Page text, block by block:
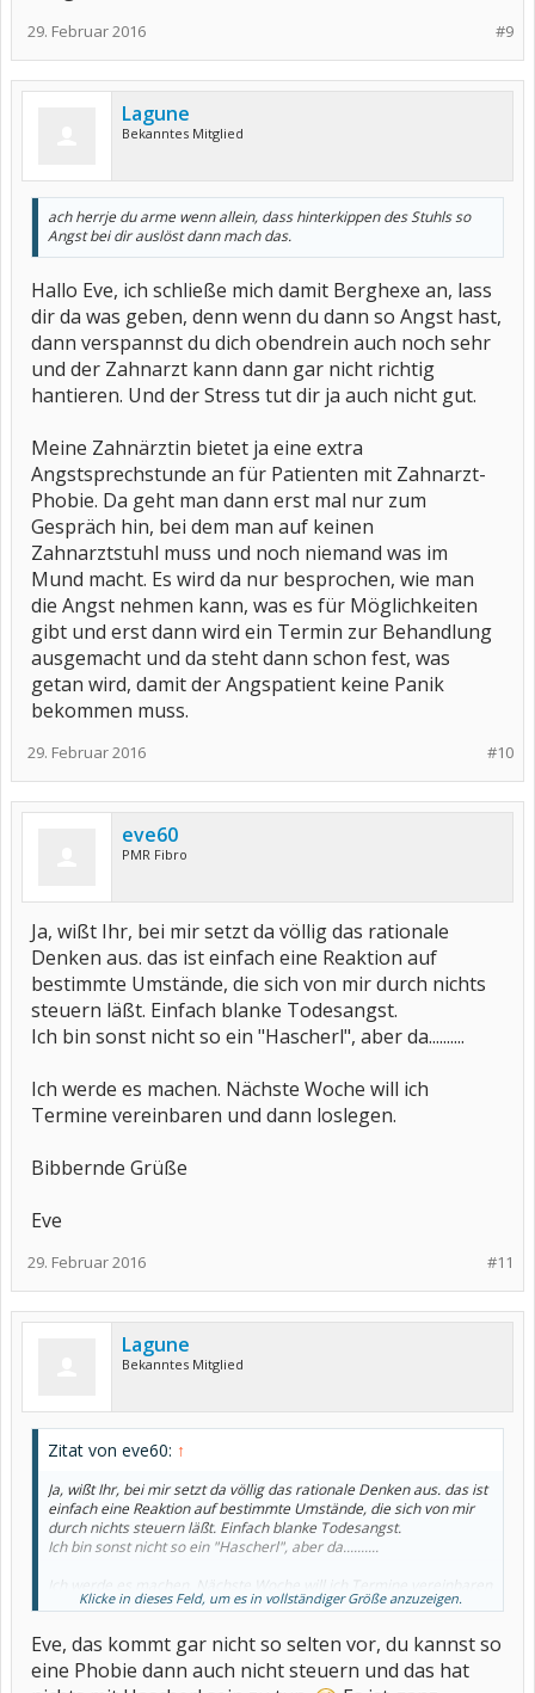
#9
29. Februar 2016
Lagune
Bekanntes Mitglied
ach herrje du arme wenn allein, dass hinterkippen des Stuhls so
Angst bei dir auslöst dann mach das.
Hallo Eve, ich schließe mich damit Berghexe an, lass
dir da was geben, denn wenn du dann so Angst hast,
dann verspannst du dich obendrein auch noch sehr
und der Zahnarzt kann dann gar nicht richtig
hantieren. Und der Stress tut dir ja auch nicht gut.
Meine Zahnärztin bietet ja eine extra
Angstsprechstunde an für Patienten mit Zahnarzt-
Phobie. Da geht man dann erst mal nur zum
Gespräch hin, bei dem man auf keinen
Zahnarztstuhl muss und noch niemand was im
Mund macht. Es wird da nur besprochen, wie man
die Angst nehmen kann, was es für Möglichkeiten
gibt und erst dann wird ein Termin zur Behandlung
ausgemacht und da steht dann schon fest, was
getan wird, damit der Angspatient keine Panik
bekommen muss.
#10
29. Februar 2016
eve60
PMR Fibro
Ja, wißt Ihr, bei mir setzt da völlig das rationale
Denken aus. das ist einfach eine Reaktion auf
bestimmte Umstände, die sich von mir durch nichts
steuern läßt. Einfach blanke Todesangst.
Ich bin sonst nicht so ein "Hascherl", aber da..........
Ich werde es machen. Nächste Woche will ich
Termine vereinbaren und dann loslegen.
Bibbernde Grüße
Eve
#11
29. Februar 2016
Lagune
Bekanntes Mitglied
Zitat von eve60: ↑
Ja, wißt Ihr, bei mir setzt da völlig das rationale Denken aus. das ist
einfach eine Reaktion auf bestimmte Umstände, die sich von mir
durch nichts steuern läßt. Einfach blanke Todesangst.
Ich bin sonst nicht so ein "Hascherl", aber da..........
Ich werde es machen. Nächste Woche will ich Termine vereinbaren
und dann loslegen.
Bibbernde Grüße
Eve
Klicke in dieses Feld, um es in vollständiger Größe anzuzeigen.
Eve, das kommt gar nicht so selten vor, du kannst so
eine Phobie dann auch nicht steuern und das hat